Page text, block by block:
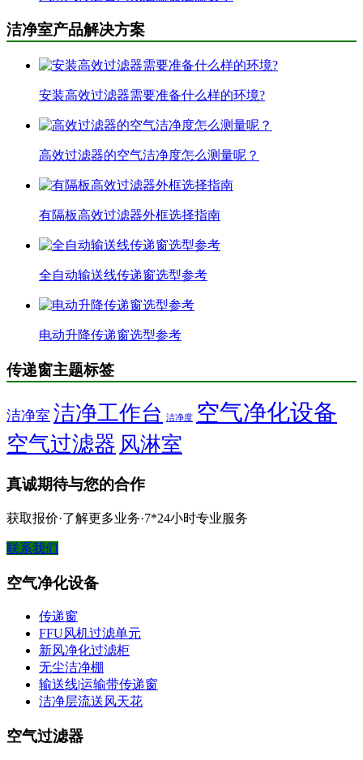
洁净室产品解决方案
安装高效过滤器需要准备什么样的环境?
高效过滤器的空气洁净度怎么测量呢？
有隔板高效过滤器外框选择指南
全自动输送线传递窗选型参考
电动升降传递窗选型参考
传递窗主题标签
洁净室 洁净工作台 洁净度 空气净化设备
空气过滤器 风淋室
真诚期待与您的合作
获取报价·了解更多业务·7*24小时专业服务
联系我们
空气净化设备
传递窗
FFU风机过滤单元
新风净化过滤柜
无尘洁净棚
输送线|运输带传递窗
洁净层流送风天花
空气过滤器